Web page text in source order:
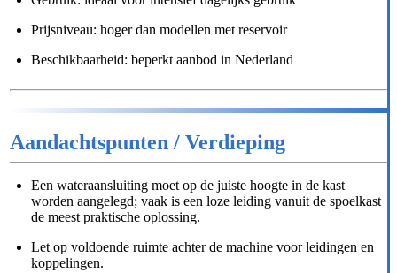
Prijsniveau: hoger dan modellen met reservoir
Beschikbaarheid: beperkt aanbod in Nederland
Aandachtspunten / Verdieping
Een wateraansluiting moet op de juiste hoogte in de kast
worden aangelegd; vaak is een loze leiding vanuit de spoelkast
de meest praktische oplossing.
Let op voldoende ruimte achter de machine voor leidingen en
koppelingen.